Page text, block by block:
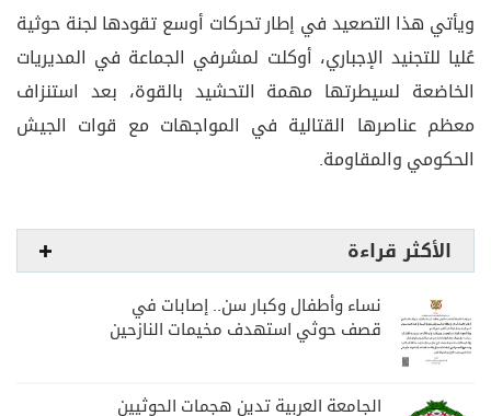
ويأتي هذا التصعيد في إطار تحركات أوسع تقودها لجنة حوثية
عُليا للتجنيد الإجباري، أوكلت لمشرفي الجماعة في المديريات
الخاضعة لسيطرتها مهمة التحشيد بالقوة، بعد استنزاف
معظم عناصرها القتالية في المواجهات مع قوات الجيش
الحكومي والمقاومة.
الأكثر قراءة
نساء وأطفال وكبار سن.. إصابات في
قصف حوثي استهدف مخيمات النازحين
الجامعة العربية تدين هجمات الحوثيين